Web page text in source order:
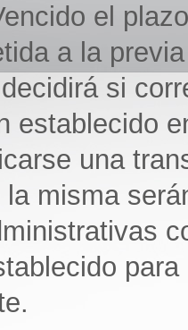
el
a la
si
establecido
una
misma